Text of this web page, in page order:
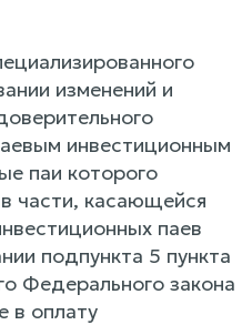
изменений и
инвестиционным
паи которого
части, касающейся
паев
подпункта 5 пункта
Федерального закона
в оплату